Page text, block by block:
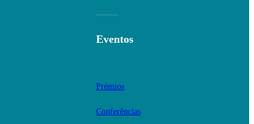
Eventos
Prémios
Conferências